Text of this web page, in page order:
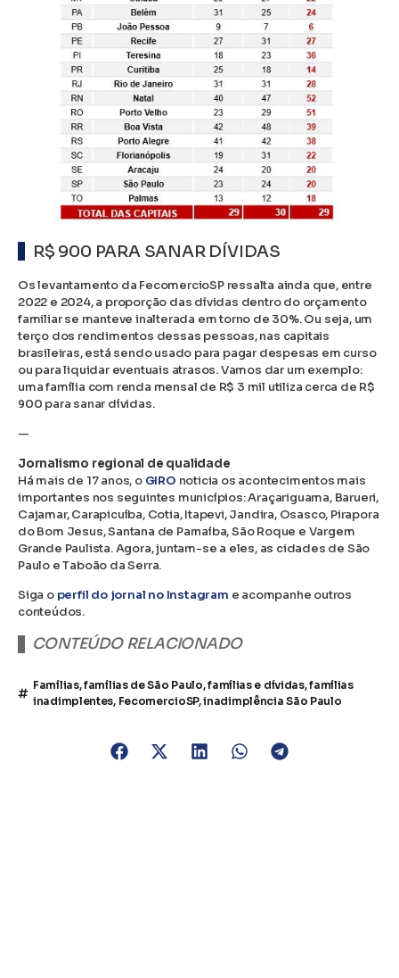
R$ 900 PARA SANAR DÍVIDAS
Os levantamento da FecomercioSP ressalta ainda que, entre
2022 e 2024, a proporção das dívidas dentro do orçamento
familiar se manteve inalterada em torno de 30%. Ou seja, um
terço dos rendimentos dessas pessoas, nas capitais
brasileiras, está sendo usado para pagar despesas em curso
ou para liquidar eventuais atrasos. Vamos dar um exemplo:
uma família com renda mensal de R$ 3 mil utiliza cerca de R$
900 para sanar dívidas.
—
Jornalismo regional de qualidade
Há mais de 17 anos, o GIRO noticia os acontecimentos mais
importantes nos seguintes municípios: Araçariguama, Barueri,
Cajamar, Carapicuíba, Cotia, Itapevi, Jandira, Osasco, Pirapora
do Bom Jesus, Santana de Parnaíba, São Roque e Vargem
Grande Paulista. Agora, juntam-se a eles, as cidades de São
Paulo e Taboão da Serra.
Siga o perfil do jornal no Instagram e acompanhe outros
conteúdos.
CONTEÚDO RELACIONADO
Famílias,famílias de São Paulo,famílias e dívidas,famílias
inadimplentes, FecomercioSP,inadimplência São Paulo